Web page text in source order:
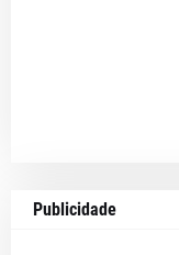
Publicidade